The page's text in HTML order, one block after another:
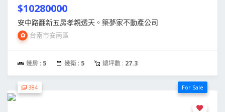
$10280000
安中路翻新五房孝親透天。築夢家不動產公司
台南市安南區
幾房 : 5 幾衛 : 5 總坪數 : 27.3
384 For Sale